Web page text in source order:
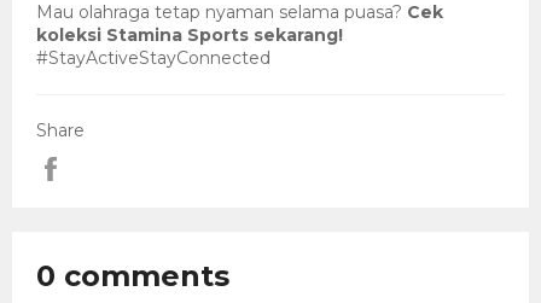
Mau olahraga tetap nyaman selama puasa? Cek
koleksi Stamina Sports sekarang!
#StayActiveStayConnected
Share
0 comments